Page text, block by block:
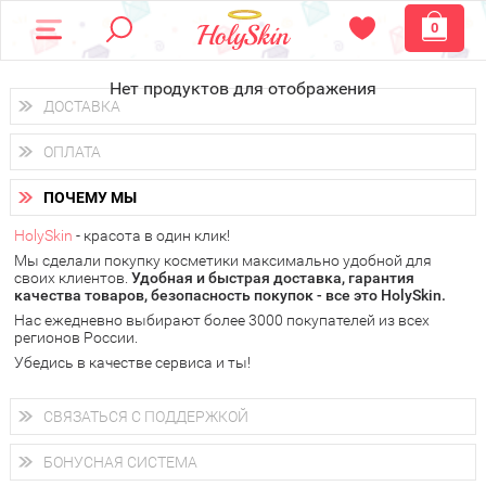
0
Нет продуктов для отображения
ДОСТАВКА
Доставка осуществляетсяпо всем городам России.
Вы можете выбрать доставку курьером, Почтой России или
получить заказ в пунктах выдачи PickPoint или пункте
самовывоза.
В 20 городах России доставка осуществляется ужена
следующий день.
у Вас всегда есть возможность получитьбесплатную
доставку от HolySkin.
подробнее об условиях доставки и оплаты в Вашем городе
ОПЛАТА
Вы можете оплатить свой заказ любым удобным способом:
наличными деньгами (
через интернет-банк (Альфа-банк, Сбербанк) и другими
электронными способами.
ПОЧЕМУ МЫ
HolySkin - красота в один клик!
Мы сделали покупку косметики максимально удобной для
своих клиентов. Удобная и быстрая доставка, гарантия
качества товаров, безопасность покупок - все это HolySkin.
Нас ежедневно выбирают более 3000 покупателей из всех
регионов России.
Убедись в качестве сервиса и ты!
СВЯЗАТЬСЯ С ПОДДЕРЖКОЙ
+7 (800) 707-24-55
Мы будем рады ответить на все Ваши вопросы по работе
магазина, проконсультировать по товарам, рассказать о
БОНУСНАЯ СИСТЕМА